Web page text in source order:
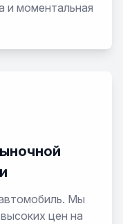
и моментальная
Мы
цен на